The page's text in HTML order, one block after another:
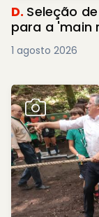
D. Seleção
para a 'main
1 agosto 2026